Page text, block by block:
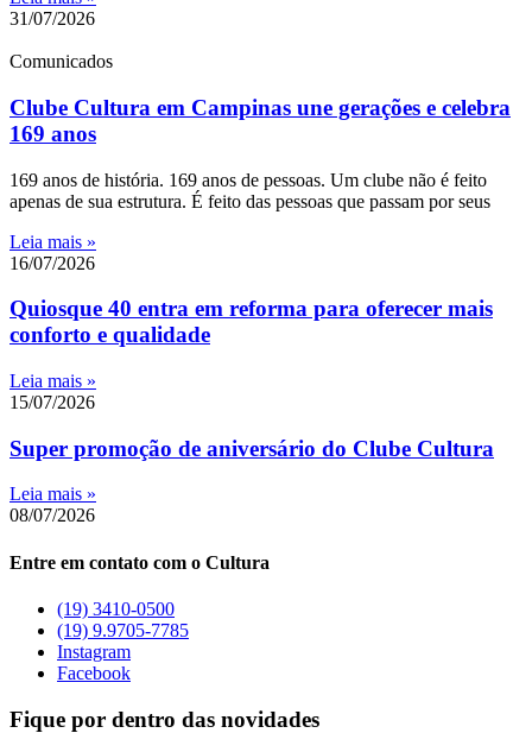
31/07/2026
Comunicados
Clube Cultura em Campinas une gerações e celebra
169 anos
169 anos de história. 169 anos de pessoas. Um clube não é feito
apenas de sua estrutura. É feito das pessoas que passam por seus
Leia mais »
16/07/2026
Quiosque 40 entra em reforma para oferecer mais
conforto e qualidade
Leia mais »
15/07/2026
Super promoção de aniversário do Clube Cultura
Leia mais »
08/07/2026
Entre em contato com o Cultura
(19) 3410-0500
(19) 9.9705-7785
Instagram
Facebook
Fique por dentro das novidades